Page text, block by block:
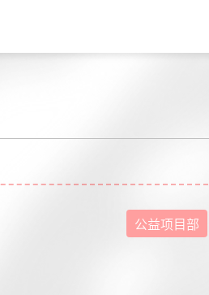
公益项目部